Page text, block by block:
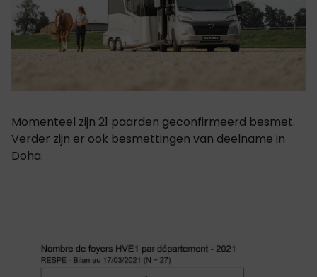
Momenteel zijn 21 paarden geconfirmeerd besmet.
Verder zijn er ook besmettingen van deelname in
Doha.